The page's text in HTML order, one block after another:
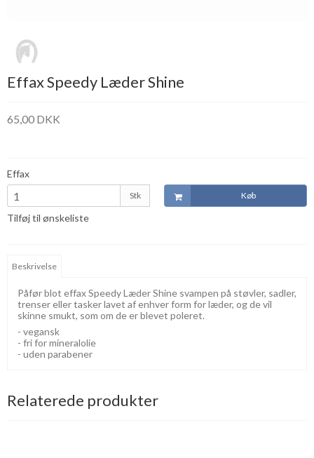
Effax Speedy Læder Shine
65,00 DKK
Effax
Stk Køb
Tilføj til ønskeliste
Beskrivelse
Påfør blot effax Speedy Læder Shine svampen på støvler, sadler,
trenser eller tasker lavet af enhver form for læder, og de vil
skinne smukt, som om de er blevet poleret.
- vegansk
- fri for mineralolie
- uden parabener
Relaterede produkter